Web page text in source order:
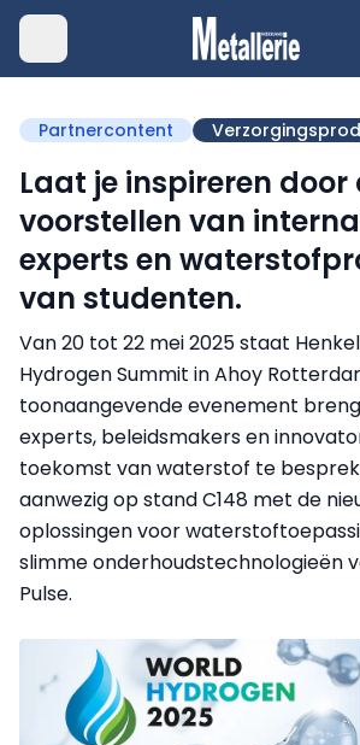
Partnercontent
Laat je inspireren door
voorstellen van
experts en
van studenten.
Van 20 tot 22 mei 2025 staat
Hydrogen Summit in Ahoy
toonaangevende evenement
experts, beleidsmakers en
toekomst van waterstof te
aanwezig op stand C148 met de
oplossingen voor
slimme onderhoudstechnologieën
Pulse.